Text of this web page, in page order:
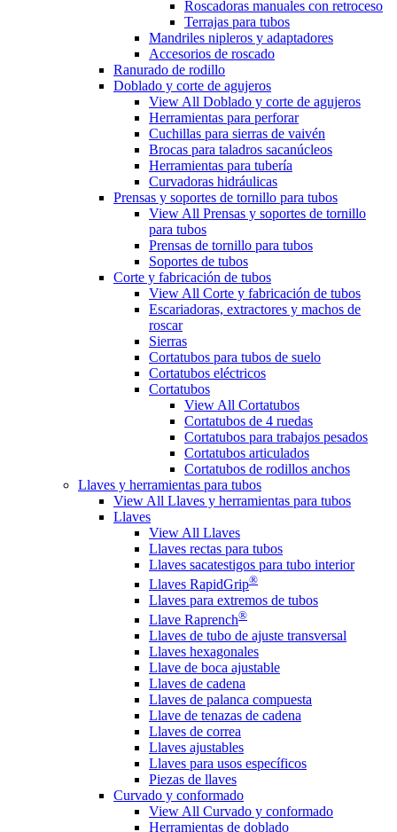
Roscadoras manuales con retroceso
Terrajas para tubos
Mandriles nipleros y adaptadores
Accesorios de roscado
Ranurado de rodillo
Doblado y corte de agujeros
View All Doblado y corte de agujeros
Herramientas para perforar
Cuchillas para sierras de vaivén
Brocas para taladros sacanúcleos
Herramientas para tubería
Curvadoras hidráulicas
Prensas y soportes de tornillo para tubos
View All Prensas y soportes de tornillo
para tubos
Prensas de tornillo para tubos
Soportes de tubos
Corte y fabricación de tubos
View All Corte y fabricación de tubos
Escariadoras, extractores y machos de
roscar
Sierras
Cortatubos para tubos de suelo
Cortatubos eléctricos
Cortatubos
View All Cortatubos
Cortatubos de 4 ruedas
Cortatubos para trabajos pesados
Cortatubos articulados
Cortatubos de rodillos anchos
Llaves y herramientas para tubos
View All Llaves y herramientas para tubos
Llaves
View All Llaves
Llaves rectas para tubos
Llaves sacatestigos para tubo interior
Llaves RapidGrip®
Llaves para extremos de tubos
Llave Raprench®
Llaves de tubo de ajuste transversal
Llaves hexagonales
Llave de boca ajustable
Llaves de cadena
Llaves de palanca compuesta
Llave de tenazas de cadena
Llaves de correa
Llaves ajustables
Llaves para usos específicos
Piezas de llaves
Curvado y conformado
View All Curvado y conformado
Herramientas de doblado